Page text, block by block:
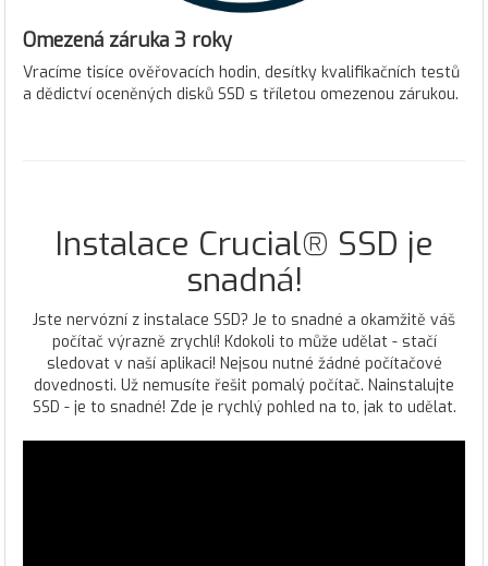
Omezená záruka 3 roky
Vracíme tisíce ověřovacích hodin, desítky kvalifikačních testů
a dědictví oceněných disků SSD s tříletou omezenou zárukou.
Instalace Crucial® SSD je
snadná!
Jste nervózní z instalace SSD? Je to snadné a okamžitě váš
počítač výrazně zrychlí! Kdokoli to může udělat - stačí
sledovat v naší aplikaci! Nejsou nutné žádné počítačové
dovednosti. Už nemusíte řešit pomalý počítač. Nainstalujte
SSD - je to snadné! Zde je rychlý pohled na to, jak to udělat.